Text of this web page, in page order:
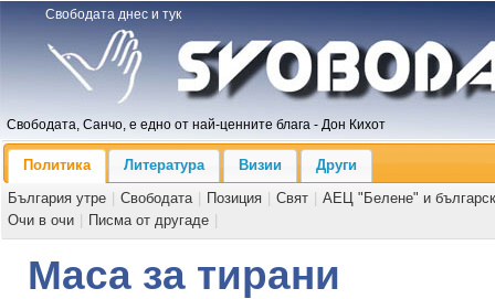
Свободата днес и тук
Свободата, Санчо, е едно от най-ценните блага - Дон Кихот
Политика Литература Визии
Други
България утре
Свободата Позиция Свят
АЕЦ "Белене" и
Очи в очи
Писма от другаде
Маса за тирани